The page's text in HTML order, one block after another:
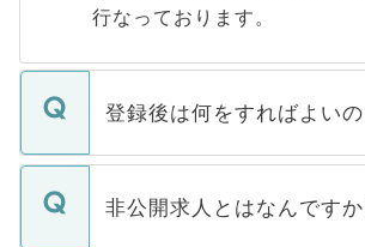
行なっております。
登録後は何をすればよい
ご登録いただきましたら、弊
登録内容を確認し、その後メ
非公開求人とはなんですか